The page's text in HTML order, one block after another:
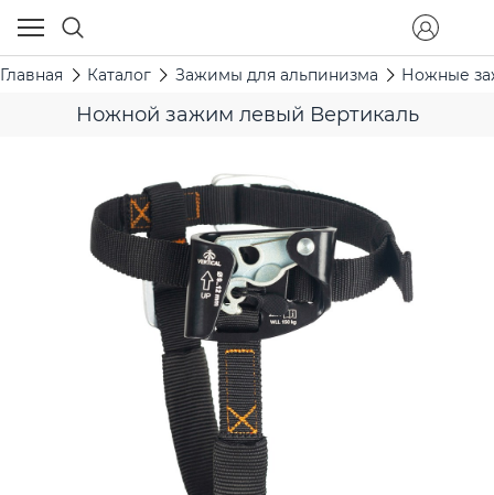
Главная Каталог Зажимы для альпинизма Ножные
Ножной зажим левый Вертикаль